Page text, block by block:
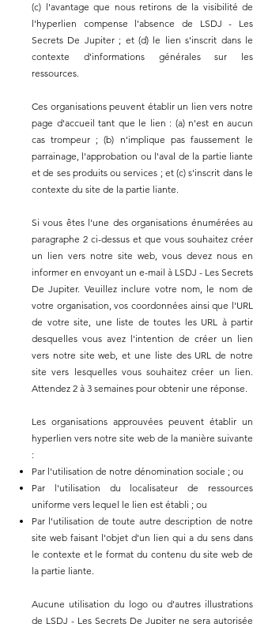
(c) l'avantage que nous retirons de la visibilité de
l'hyperlien compense l'absence de LSDJ - Les
Secrets De Jupiter ; et (d) le lien s'inscrit dans le
contexte d'informations générales sur les
ressources.
Ces organisations peuvent établir un lien vers notre
page d'accueil tant que le lien : (a) n'est en aucun
cas trompeur ; (b) n'implique pas faussement le
parrainage, l'approbation ou l'aval de la partie liante
et de ses produits ou services ; et (c) s'inscrit dans le
contexte du site de la partie liante.
Si vous êtes l'une des organisations énumérées au
paragraphe 2 ci-dessus et que vous souhaitez créer
un lien vers notre site web, vous devez nous en
informer en envoyant un e-mail à LSDJ - Les Secrets
De Jupiter. Veuillez inclure votre nom, le nom de
votre organisation, vos coordonnées ainsi que l'URL
de votre site, une liste de toutes les URL à partir
desquelles vous avez l'intention de créer un lien
vers notre site web, et une liste des URL de notre
site vers lesquelles vous souhaitez créer un lien.
Attendez 2 à 3 semaines pour obtenir une réponse.
Les organisations approuvées peuvent établir un
hyperlien vers notre site web de la manière suivante
:
Par l'utilisation de notre dénomination sociale ; ou
Par l'utilisation du localisateur de ressources
uniforme vers lequel le lien est établi ; ou
Par l'utilisation de toute autre description de notre
site web faisant l'objet d'un lien qui a du sens dans
le contexte et le format du contenu du site web de
la partie liante.
Aucune utilisation du logo ou d'autres illustrations
de LSDJ - Les Secrets De Jupiter ne sera autorisée